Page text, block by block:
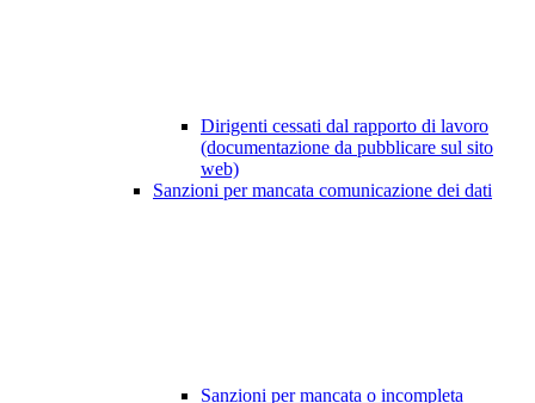
Dirigenti cessati dal rapporto di lavoro
(documentazione da pubblicare sul sito
web)
Sanzioni per mancata comunicazione dei dati
Sanzioni per mancata o incompleta